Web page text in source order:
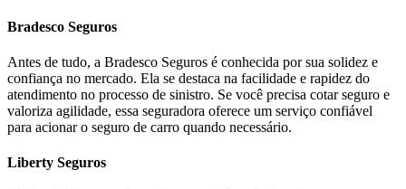
Bradesco Seguros
Antes de tudo, a Bradesco Seguros é conhecida por sua solidez e
confiança no mercado. Ela se destaca na facilidade e rapidez do
atendimento no processo de sinistro. Se você precisa cotar seguro e
valoriza agilidade, essa seguradora oferece um serviço confiável
para acionar o seguro de carro quando necessário.
Liberty Seguros